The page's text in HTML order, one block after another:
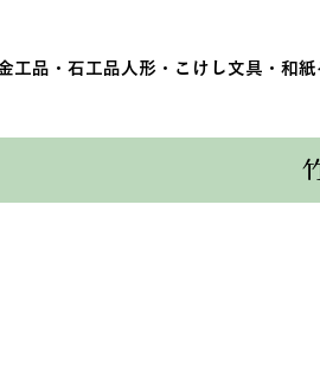
工品・石工品 人形・こけし 文具・和紙